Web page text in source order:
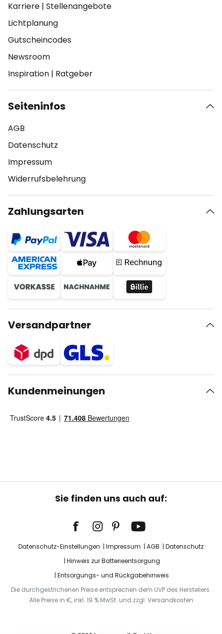
Karriere | Stellenangebote
Lichtplanung
Gutscheincodes
Newsroom
Inspiration | Ratgeber
Seiteninfos
AGB
Datenschutz
Impressum
Widerrufsbelehrung
Zahlungsarten
Versandpartner
Kundenmeinungen
Sie finden uns auch auf:
Datenschutz-Einstellungen Impressum AGB
Datenschutz
Hinweis zur Batterieentsorgung
Entsorgungs- und Rückgabehinweis
Die durchgestrichenen Preise entsprechen dem UVP des Herstellers.
Alle Preise in €, inkl. 19 % MwSt. und zzgl. Versandkosten